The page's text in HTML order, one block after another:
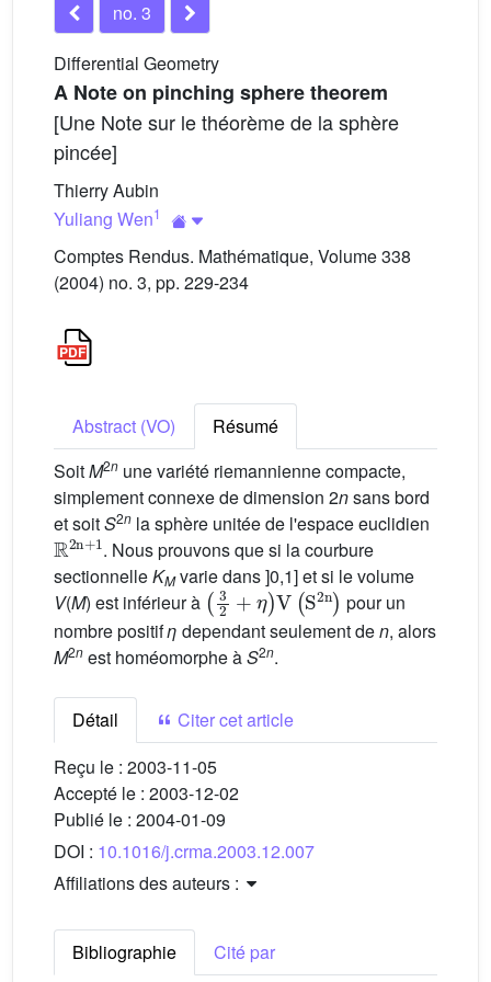
no. 3
Differential Geometry
A Note on pinching sphere theorem
[Une Note sur le théorème de la sphère
pincée]
Thierry Aubin
Yuliang Wen1
Comptes Rendus. Mathématique, Volume 338
(2004) no. 3, pp. 229-234
Abstract (VO)
Résumé
SoitM2n une variété riemannienne compacte,
simplement connexe de dimension 2nsans bord
et soitS2n la sphère unitée de l'espace euclidien
ℝ2n+1
. Nous prouvons que si la courbure
sectionnelleKMvarie dans ]0,1] et si le volume
V(M) est inférieur à
(32+η)V(S2n)
pour un
nombre positifη dependant seulement den, alors
M2n est homéomorphe àS2n.
Détail
Citer cet article
Reçu le : 2003-11-05
Accepté le : 2003-12-02
Publié le : 2004-01-09
DOI : 10.1016/j.crma.2003.12.007
Affiliations des auteurs :
Bibliographie Cité par